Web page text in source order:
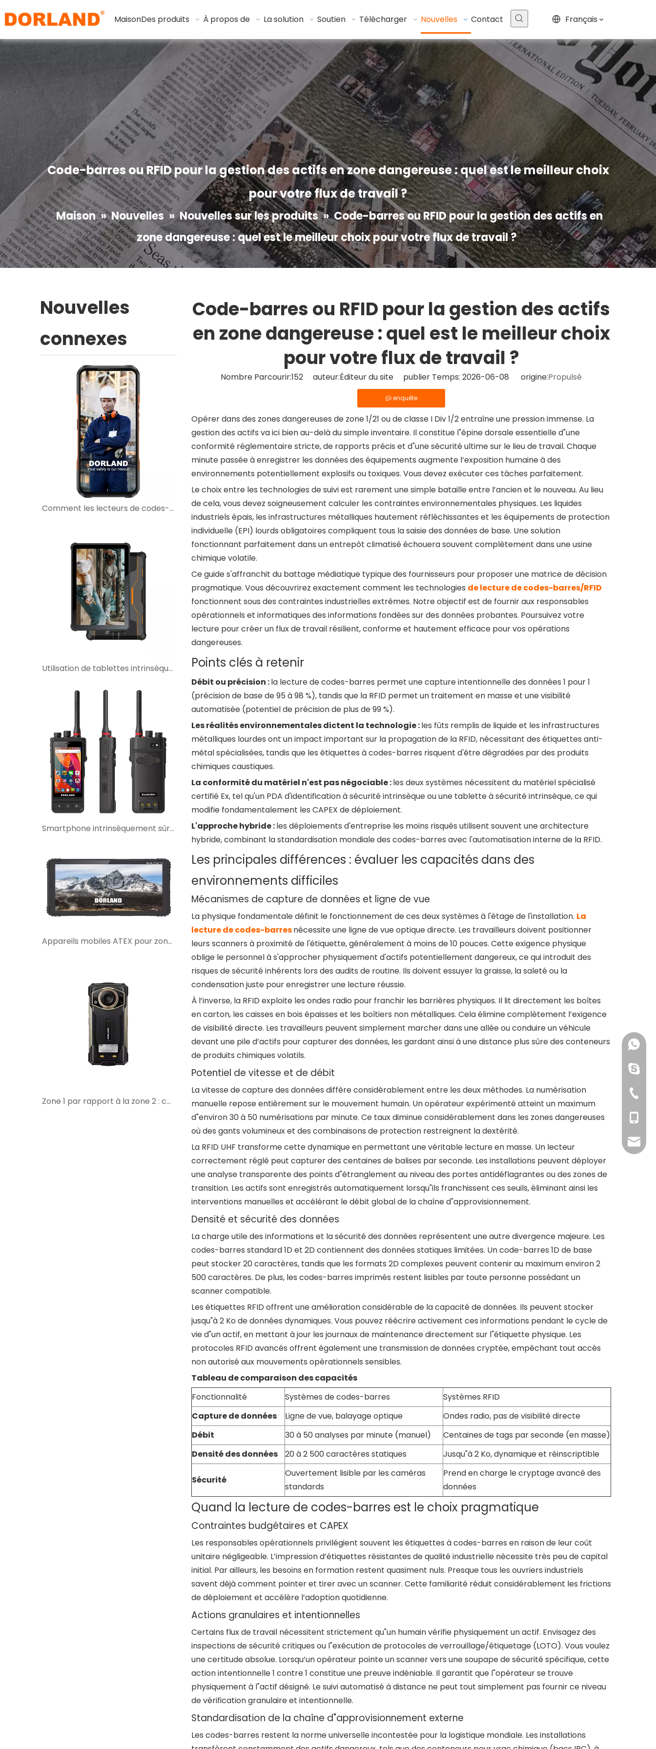
MaisonDes produits À propos de La solution Soutien Télécharger Nouvelles Contact Français
Code-barres ou RFID pour la gestion des actifs en zone dangereuse : quel est le meilleur choix
pour votre flux de travail ?
Maison »Nouvelles »Nouvelles sur les produits »Code-barres ou RFID pour la gestion des actifs en
zone dangereuse : quel est le meilleur choix pour votre flux de travail ?
Nouvelles
connexes
Comment les lecteurs de codes-barres intrinsèquement sûrs améliorent les flux de travail de maintenance dans les zones dangereuses
Utilisation de tablettes intrinsèquement sûres pour la surveillance SCADA dans les sites industriels dangereux
Smartphone intrinsèquement sûr avec interphone talkie-walkie : quand est-ce le meilleur choix ?
Appareils mobiles ATEX pour zones dangereuses : ce que les acheteurs doivent vérifier avant de sélectionner
Zone 1 par rapport à la zone 2 : ce que cela signifie lors du choix d'appareils mobiles intrinsèquement sûrs
Code-barres ou RFID pour la gestion des actifs
en zone dangereuse : quel est le meilleur choix
pour votre flux de travail ?
Nombre Parcourir:152 auteur:Éditeur du site publier Temps: 2026-06-08 origine:Propulsé
enquête
Opérer dans des zones dangereuses de zone 1/21 ou de classe I Div 1/2 entraîne une pression immense. La
gestion des actifs va ici bien au-delà du simple inventaire. Il constitue l"épine dorsale essentielle d"une
conformité réglementaire stricte, de rapports précis et d"une sécurité ultime sur le lieu de travail. Chaque
minute passée à enregistrer les données des équipements augmente l’exposition humaine à des
environnements potentiellement explosifs ou toxiques. Vous devez exécuter ces tâches parfaitement.
Le choix entre les technologies de suivi est rarement une simple bataille entre l’ancien et le nouveau. Au lieu
de cela, vous devez soigneusement calculer les contraintes environnementales physiques. Les liquides
industriels épais, les infrastructures métalliques hautement réfléchissantes et les équipements de protection
individuelle (EPI) lourds obligatoires compliquent tous la saisie des données de base. Une solution
fonctionnant parfaitement dans un entrepôt climatisé échouera souvent complètement dans une usine
chimique volatile.
Ce guide s'affranchit du battage médiatique typique des fournisseurs pour proposer une matrice de décision
pragmatique. Vous découvrirez exactement comment les technologies de lecture de codes-barres/RFID
fonctionnent sous des contraintes industrielles extrêmes. Notre objectif est de fournir aux responsables
opérationnels et informatiques des informations fondées sur des données probantes. Poursuivez votre
lecture pour créer un flux de travail résilient, conforme et hautement efficace pour vos opérations
dangereuses.
Points clés à retenir
Débit ou précision :la lecture de codes-barres permet une capture intentionnelle des données 1 pour 1
(précision de base de 95 à 98 %), tandis que la RFID permet un traitement en masse et une visibilité
automatisée (potentiel de précision de plus de 99 %).
Les réalités environnementales dictent la technologie :les fûts remplis de liquide et les infrastructures
métalliques lourdes ont un impact important sur la propagation de la RFID, nécessitant des étiquettes anti-
métal spécialisées, tandis que les étiquettes à codes-barres risquent d'être dégradées par des produits
chimiques caustiques.
La conformité du matériel n'est pas négociable :les deux systèmes nécessitent du matériel spécialisé
certifié Ex, tel qu'un PDA d'identification à sécurité intrinsèque ou une tablette à sécurité intrinsèque, ce qui
modifie fondamentalement les CAPEX de déploiement.
L'approche hybride :les déploiements d'entreprise les moins risqués utilisent souvent une architecture
hybride, combinant la standardisation mondiale des codes-barres avec l'automatisation interne de la RFID.
Les principales différences : évaluer les capacités dans des
environnements difficiles
Mécanismes de capture de données et ligne de vue
La physique fondamentale définit le fonctionnement de ces deux systèmes à l'étage de l'installation. La
lecture de codes-barresnécessite une ligne de vue optique directe. Les travailleurs doivent positionner
leurs scanners à proximité de l'étiquette, généralement à moins de 10 pouces. Cette exigence physique
oblige le personnel à s'approcher physiquement d'actifs potentiellement dangereux, ce qui introduit des
risques de sécurité inhérents lors des audits de routine. Ils doivent essuyer la graisse, la saleté ou la
condensation juste pour enregistrer une lecture réussie.
À l’inverse, la RFID exploite les ondes radio pour franchir les barrières physiques. Il lit directement les boîtes
en carton, les caisses en bois épaisses et les boîtiers non métalliques. Cela élimine complètement l’exigence
de visibilité directe. Les travailleurs peuvent simplement marcher dans une allée ou conduire un véhicule
devant une pile d’actifs pour capturer des données, les gardant ainsi à une distance plus sûre des conteneurs
de produits chimiques volatils.
Potentiel de vitesse et de débit
La vitesse de capture des données diffère considérablement entre les deux méthodes. La numérisation
manuelle repose entièrement sur le mouvement humain. Un opérateur expérimenté atteint un maximum
d"environ 30 à 50 numérisations par minute. Ce taux diminue considérablement dans les zones dangereuses
où des gants volumineux et des combinaisons de protection restreignent la dextérité.
La RFID UHF transforme cette dynamique en permettant une véritable lecture en masse. Un lecteur
correctement réglé peut capturer des centaines de balises par seconde. Les installations peuvent déployer
une analyse transparente des points d"étranglement au niveau des portes antidéflagrantes ou des zones de
transition. Les actifs sont enregistrés automatiquement lorsqu"ils franchissent ces seuils, éliminant ainsi les
interventions manuelles et accélérant le débit global de la chaîne d"approvisionnement.
Densité et sécurité des données
La charge utile des informations et la sécurité des données représentent une autre divergence majeure. Les
codes-barres standard 1D et 2D contiennent des données statiques limitées. Un code-barres 1D de base
peut stocker 20 caractères, tandis que les formats 2D complexes peuvent contenir au maximum environ 2
500 caractères. De plus, les codes-barres imprimés restent lisibles par toute personne possédant un
scanner compatible.
Les étiquettes RFID offrent une amélioration considérable de la capacité de données. Ils peuvent stocker
jusqu"à 2 Ko de données dynamiques. Vous pouvez réécrire activement ces informations pendant le cycle de
vie d"un actif, en mettant à jour les journaux de maintenance directement sur l"étiquette physique. Les
protocoles RFID avancés offrent également une transmission de données cryptée, empêchant tout accès
non autorisé aux mouvements opérationnels sensibles.
Tableau de comparaison des capacités
Fonctionnalité
Systèmes de codes-barres
Systèmes RFID
Capture de données
Ligne de vue, balayage optique
Ondes radio, pas de visibilité directe
Débit
30 à 50 analyses par minute (manuel)
Centaines de tags par seconde (en masse)
Densité des données
20 à 2 500 caractères statiques Jusqu"à 2 Ko, dynamique et réinscriptible
Sécurité
Ouvertement lisible par les caméras
standards
Prend en charge le cryptage avancé des
données
Quand la lecture de codes-barres est le choix pragmatique
Contraintes budgétaires et CAPEX
Les responsables opérationnels privilégient souvent les étiquettes à codes-barres en raison de leur coût
unitaire négligeable. L’impression d’étiquettes résistantes de qualité industrielle nécessite très peu de capital
initial. Par ailleurs, les besoins en formation restent quasiment nuls. Presque tous les ouvriers industriels
savent déjà comment pointer et tirer avec un scanner. Cette familiarité réduit considérablement les frictions
de déploiement et accélère l’adoption quotidienne.
Actions granulaires et intentionnelles
Certains flux de travail nécessitent strictement qu"un humain vérifie physiquement un actif. Envisagez des
inspections de sécurité critiques ou l"exécution de protocoles de verrouillage/étiquetage (LOTO). Vous voulez
une certitude absolue. Lorsqu’un opérateur pointe un scanner vers une soupape de sécurité spécifique, cette
action intentionnelle 1 contre 1 constitue une preuve indéniable. Il garantit que l"opérateur se trouve
physiquement à l"actif désigné. Le suivi automatisé à distance ne peut tout simplement pas fournir ce niveau
de vérification granulaire et intentionnelle.
Standardisation de la chaîne d"approvisionnement externe
Les codes-barres restent la norme universelle incontestée pour la logistique mondiale. Les installations
+86-